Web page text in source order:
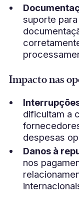
suporte
Impacto nas
dificultam a
despesas
Danos à
nos